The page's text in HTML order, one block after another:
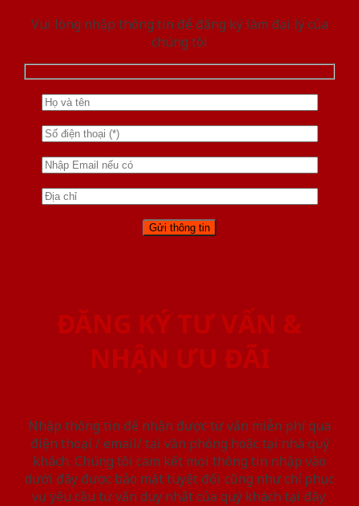
Vui lòng nhập thông tin để đăng ký làm đại lý của
chúng tôi
ĐĂNG KÝ TƯ VẤN &
NHẬN ƯU ĐÃI
Nhập thông tin để nhận được tư vấn miễn phí qua
điện thoại / email/ tại văn phòng hoặc tại nhà quý
khách. Chúng tôi cam kết mọi thông tin nhập vào
dưới đây được bảo mật tuyệt đối cũng như chỉ phục
vụ yêu cầu tư vấn duy nhất của quý khách tại đây.